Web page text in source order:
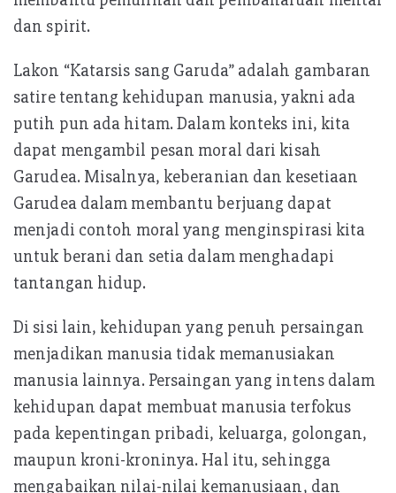
dan spirit.
Lakon “Katarsis sang Garuda” adalah gambaran
satire tentang kehidupan manusia, yakni ada
putih pun ada hitam. Dalam konteks ini, kita
dapat mengambil pesan moral dari kisah
Garudea. Misalnya, keberanian dan kesetiaan
Garudea dalam membantu berjuang dapat
menjadi contoh moral yang menginspirasi kita
untuk berani dan setia dalam menghadapi
tantangan hidup.
Di sisi lain, kehidupan yang penuh persaingan
menjadikan manusia tidak memanusiakan
manusia lainnya. Persaingan yang intens dalam
kehidupan dapat membuat manusia terfokus
pada kepentingan pribadi, keluarga, golongan,
maupun kroni-kroninya. Hal itu, sehingga
mengabaikan nilai-nilai kemanusiaan, dan